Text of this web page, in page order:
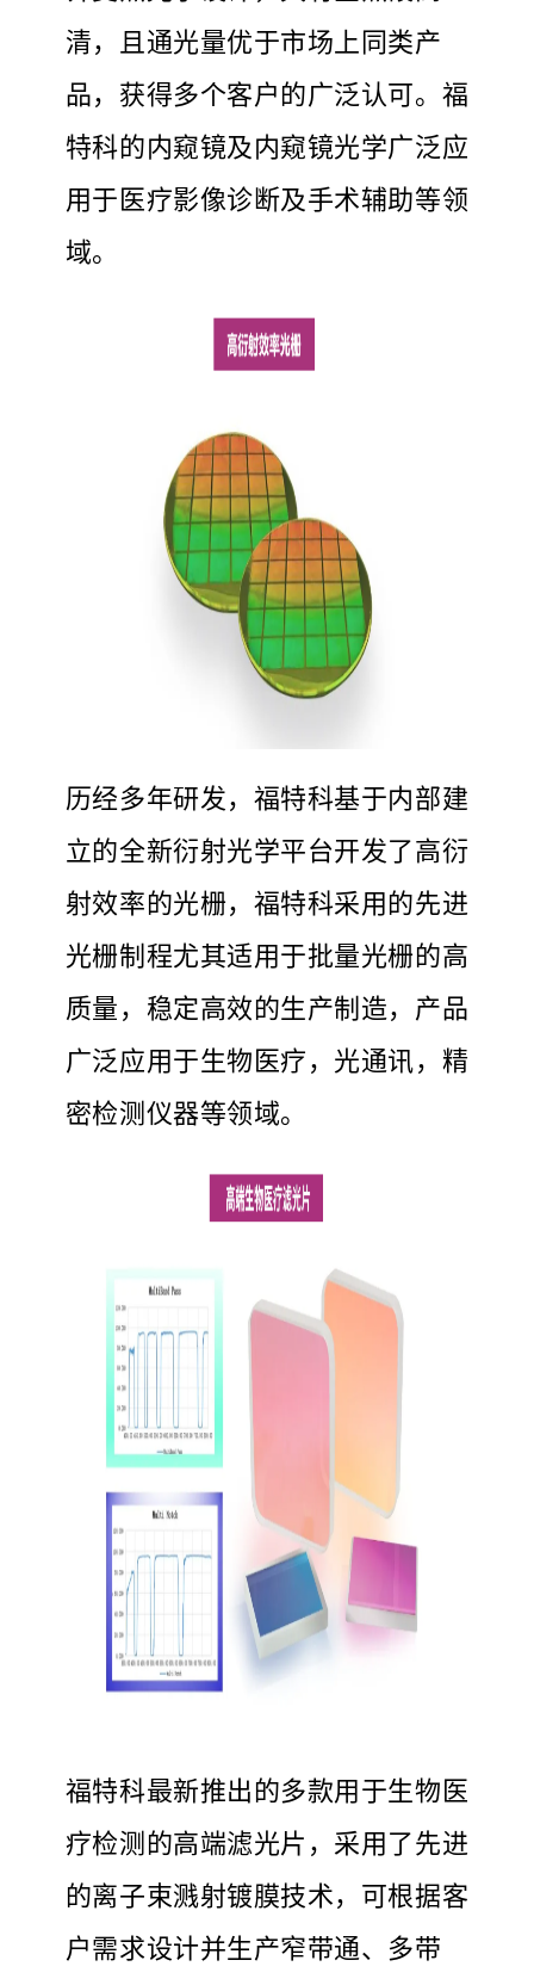
清，且通光量优于市场上同类产
品，获得多个客户的广泛认可。福
特科的内窥镜及内窥镜光学广泛应
用于医疗影像诊断及手术辅助等领
域。
历经多年研发，福特科基于内部建
立的全新衍射光学平台开发了高衍
射效率的光栅，福特科采用的先进
光栅制程尤其适用于批量光栅的高
质量，稳定高效的生产制造，产品
广泛应用于生物医疗，光通讯，精
密检测仪器等领域。
福特科最新推出的多款用于生物医
疗检测的高端滤光片，采用了先进
的离子束溅射镀膜技术，可根据客
户需求设计并生产窄带通、多带